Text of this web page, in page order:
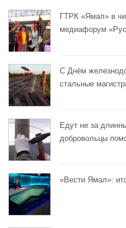
ГТРК «Ямал» в
медиафорум
С Днём
стальные
Едут не за
добровольцы
«Вести Ямал»: